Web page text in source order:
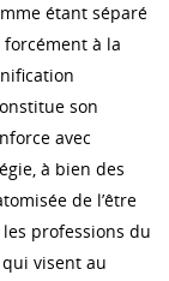
étant séparé
forcément à la
son
avec
à bien des
de l’être
professions du
visent au